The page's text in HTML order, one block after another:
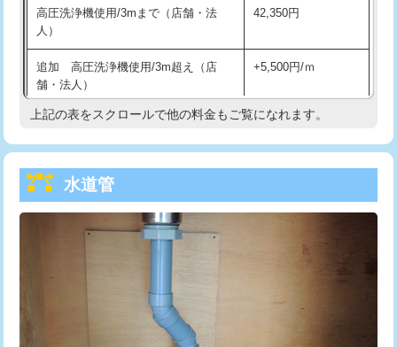
給水管工事※（土の掘削・埋め戻し作
業)
11,000円
給水管工事※（塩ビ管（VP・HI）使
用/3ｍまで)
33,000円
給水管工事※（塩ビ管（VP・HI）使
+8,800円
給水管工事※（ライニング鋼管・銅
管・ポリ管・HT管使用/3ｍまで)
給水管工事※（ライニング鋼管・銅
管・ポリ管・HT管使用/3ｍ超え)
排水管工事（土の掘削・埋め戻し作
11,000円~
排水管工事（排水管工事/3ｍまで） 55,000円
高圧洗浄機使用/3mまで（店舗・法
人）
42,350円
追加 高圧洗浄機使用/3m超え（店
舗・法人）
+5,500円/ｍ
高度高圧洗浄換 現地調査
トーラー機使用/3mまで
追加トーラー機使用/3m超え
33,000円
8,800円
止水・漏水調査・防水処理・清掃・修
11,000円
上記の表をスクロールで他の料金もご覧になれます。
水道管